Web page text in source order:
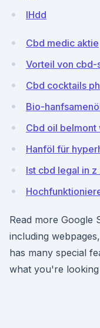
IHdd
Cbd medic aktie
Vorteil von cbd-
Cbd cocktails
Bio-
Cbd oil belmont
Hanföl für
Ist cbd legal in
Read more Google
including
has many special
what you're